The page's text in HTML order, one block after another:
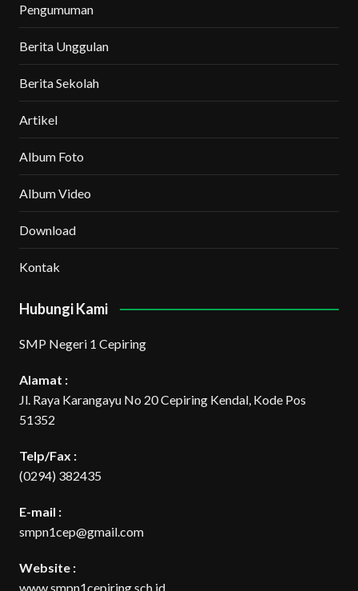
Pengumuman
Berita Unggulan
Berita Sekolah
Artikel
Album Foto
Album Video
Download
Kontak
Hubungi Kami
SMP Negeri 1 Cepiring
Alamat :
Jl. Raya Karangayu No 20 Cepiring Kendal, Kode Pos
51352
Telp/Fax :
(0294) 382435
E-mail :
smpn1cep@gmail.com
Website :
www.smpn1cepiring.sch.id